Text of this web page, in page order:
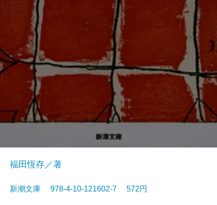
福田恆存／著
新潮文庫 978-4-10-121602-7 572円